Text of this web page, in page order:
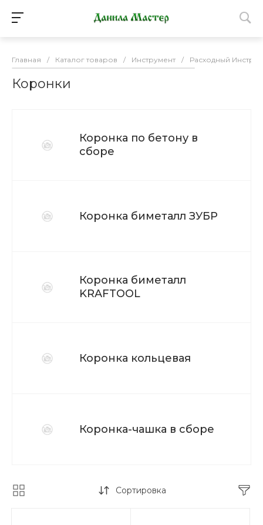
Главная / Каталог товаров / Инструмент / Расходный
Коронки
Коронка по бетону в
сборе
Коронка биметалл ЗУБР
Коронка биметалл
KRAFTOOL
Коронка кольцевая
Коронка-чашка в сборе
Сортировка